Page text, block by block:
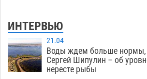
ИНТЕРВЬЮ
21.04
Воды ждем больше нормы,
Сергей Шипулин – об
нересте рыбы